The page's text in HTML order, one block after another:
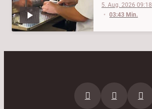
5. Aug. 202609:18
03:43 Min.